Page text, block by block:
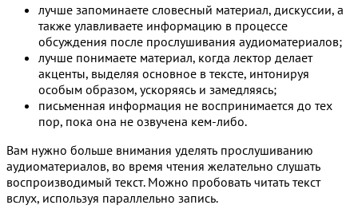
лучше запоминаете словесный материал, дискуссии, а
также улавливаете информацию в процессе
обсуждения после прослушивания аудиоматериалов;
лучше понимаете материал, когда лектор делает
акценты, выделяя основное в тексте, интонируя
особым образом, ускоряясь и замедляясь;
письменная информация не воспринимается до тех
пор, пока она не озвучена кем-либо.
Вам нужно больше внимания уделять прослушиванию
аудиоматериалов, во время чтения желательно слушать
воспроизводимый текст. Можно пробовать читать текст
вслух, используя параллельно запись.